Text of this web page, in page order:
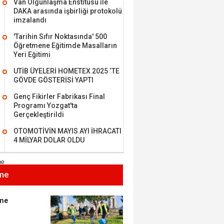
Van Olgunlaşma Enstitüsü ile
DAKA arasında işbirliği protokolü
imzalandı
'Tarihin Sıfır Noktasında' 500
Öğretmene Eğitimde Masalların
Yeri Eğitimi
UTİB ÜYELERİ HOMETEX 2025 ‘TE
GÖVDE GÖSTERİSİ YAPTI
Genç Fikirler Fabrikası Final
Programı Yozgat'ta
Gerçekleştirildi
OTOMOTİVİN MAYIS AYI İHRACATI
4 MİLYAR DOLAR OLDU
Bilim İnsanı Tosun
Saygı..
ÖZDEMİR
- Sağlık turizminde
BULUZ
Ulusumuz:
KEMAL ZEYBEK